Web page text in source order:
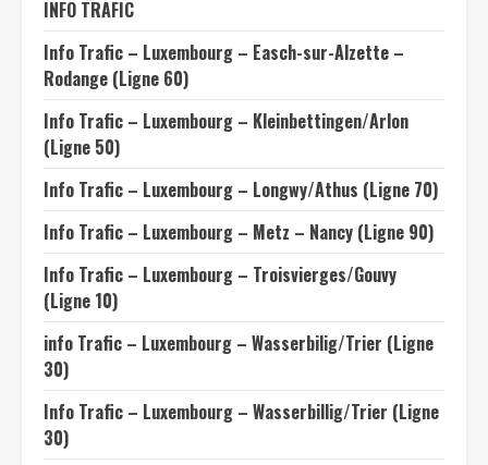
INFO TRAFIC
Info Trafic – Luxembourg – Easch-sur-Alzette –
Rodange (Ligne 60)
Info Trafic – Luxembourg – Kleinbettingen/Arlon
(Ligne 50)
Info Trafic – Luxembourg – Longwy/Athus (Ligne 70)
Info Trafic – Luxembourg – Metz – Nancy (Ligne 90)
Info Trafic – Luxembourg – Troisvierges/Gouvy
(Ligne 10)
info Trafic – Luxembourg – Wasserbilig/Trier (Ligne
30)
Info Trafic – Luxembourg – Wasserbillig/Trier (Ligne
30)